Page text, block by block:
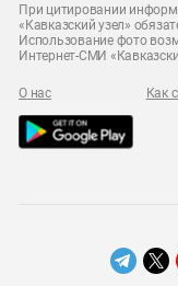
При цитировании
«Кавказский узел»
Использование фото
Интернет-СМИ
О нас Как